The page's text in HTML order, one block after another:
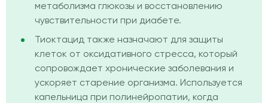
метаболизма глюкозы и восстановлению
чувствительности при диабете.
Тиоктацид также назначают для защиты
клеток от оксидативного стресса, который
сопровождает хронические заболевания и
ускоряет старение организма. Используется
капельница при полинейропатии, когда